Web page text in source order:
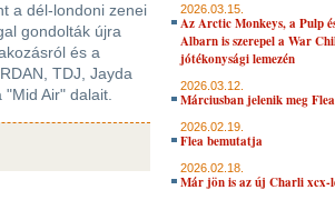
a dél-londoni zenei
gondolták újra
és a
TDJ, Jayda
Air" dalait.
2026.03.15.
Az Arctic Monkeys, a Pulp
Albarn is szerepel a War
jótékonysági lemezén
2026.03.12.
Márciusban jelenik meg
2026.02.19.
Flea bemutatja
2026.02.18.
Már jön is az új Charli xcx-